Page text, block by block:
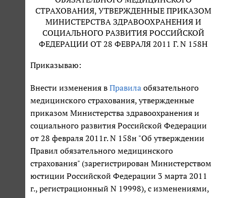
СТРАХОВАНИЯ, УТВЕРЖДЕННЫЕ ПРИКАЗОМ
МИНИСТЕРСТВА ЗДРАВООХРАНЕНИЯ И
СОЦИАЛЬНОГО РАЗВИТИЯ РОССИЙСКОЙ
ФЕДЕРАЦИИ ОТ 28 ФЕВРАЛЯ 2011 Г. N 158Н
Приказываю:
Внести изменения в Правила обязательного
медицинского страхования, утвержденные
приказом Министерства здравоохранения и
социального развития Российской Федерации
от 28 февраля 2011г. N 158н "Об утверждении
Правил обязательного медицинского
страхования" (зарегистрирован Министерством
юстиции Российской Федерации 3 марта 2011
г., регистрационный N 19998), с изменениями,